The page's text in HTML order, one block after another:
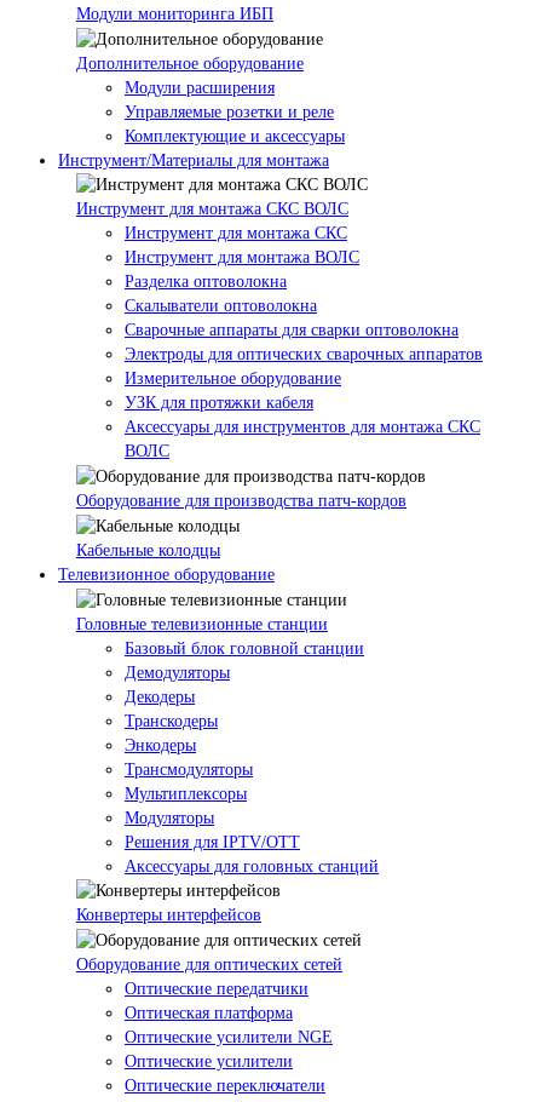
Модули мониторинга ИБП
Дополнительное оборудование
Модули расширения
Управляемые розетки и реле
Комплектующие и аксессуары
Инструмент/Материалы для монтажа
Инструмент для монтажа СКС ВОЛС
Инструмент для монтажа СКС
Инструмент для монтажа ВОЛС
Разделка оптоволокна
Скалыватели оптоволокна
Сварочные аппараты для сварки оптоволокна
Электроды для оптических сварочных аппаратов
Измерительное оборудование
УЗК для протяжки кабеля
Аксессуары для инструментов для монтажа СКС
ВОЛС
Оборудование для производства патч-кордов
Кабельные колодцы
Телевизионное оборудование
Головные телевизионные станции
Базовый блок головной станции
Демодуляторы
Декодеры
Транскодеры
Энкодеры
Трансмодуляторы
Мультиплексоры
Модуляторы
Решения для IPTV/OTT
Аксессуары для головных станций
Конвертеры интерфейсов
Оборудование для оптических сетей
Оптические передатчики
Оптическая платформа
Оптические усилители NGE
Оптические усилители
Оптические переключатели